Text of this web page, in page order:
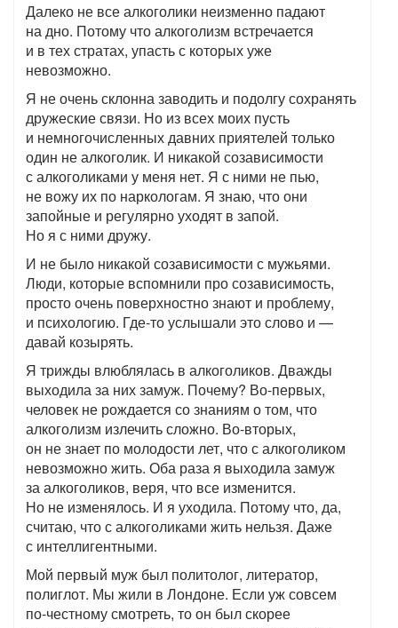
Далеко не все алкоголики неизменно падают
на дно. Потому что алкоголизм встречается
и в тех стратах, упасть с которых уже
невозможно.
Я не очень склонна заводить и подолгу сохранять
дружеские связи. Но из всех моих пусть
и немногочисленных давних приятелей только
один не алкоголик. И никакой созависимости
с алкоголиками у меня нет. Я с ними не пью,
не вожу их по наркологам. Я знаю, что они
запойные и регулярно уходят в запой.
Но я с ними дружу.
И не было никакой созависимости с мужьями.
Люди, которые вспомнили про созависимость,
просто очень поверхностно знают и проблему,
и психологию. Где-то услышали это слово и —
давай козырять.
Я трижды влюблялась в алкоголиков. Дважды
выходила за них замуж. Почему? Во-первых,
человек не рождается со знаниям о том, что
алкоголизм излечить сложно. Во-вторых,
он не знает по молодости лет, что с алкоголиком
невозможно жить. Оба раза я выходила замуж
за алкоголиков, веря, что все изменится.
Но не изменялось. И я уходила. Потому что, да,
считаю, что с алкоголиками жить нельзя. Даже
с интеллигентными.
Мой первый муж был политолог, литератор,
полиглот. Мы жили в Лондоне. Если уж совсем
по-честному смотреть, то он был скорее